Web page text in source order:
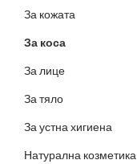
За кожата
За коса
За лице
За тяло
За устна хигиена
Натурална козметика